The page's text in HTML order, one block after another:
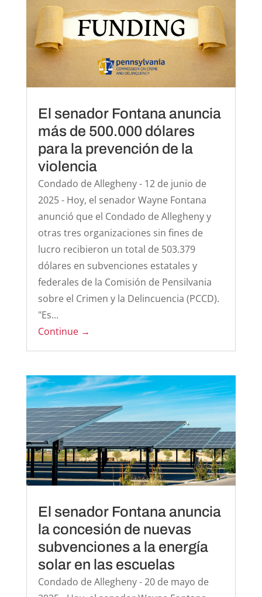
El senador Fontana anuncia
más de 500.000 dólares
para la prevención de la
violencia
Condado de Allegheny - 12 de junio de
2025 - Hoy, el senador Wayne Fontana
anunció que el Condado de Allegheny y
otras tres organizaciones sin fines de
lucro recibieron un total de 503.379
dólares en subvenciones estatales y
federales de la Comisión de Pensilvania
sobre el Crimen y la Delincuencia (PCCD).
"Es...
Continue →
El senador Fontana anuncia
la concesión de nuevas
subvenciones a la energía
solar en las escuelas
Condado de Allegheny - 20 de mayo de